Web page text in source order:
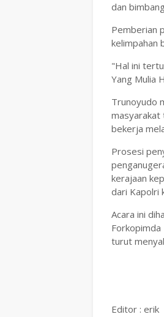
dan
Pemberian
kelimpahan
"Hal ini
Yang Mulia
Trunoyudo
masyarakat
bekerja
Prosesi
kerajaan
dari Kapolri
Acara ini
turut
Editor : erik